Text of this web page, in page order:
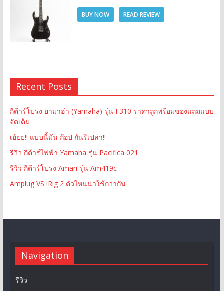
BUY NOW READ REVIEW
Recent Posts
กีต้าร์โปร่ง ยามาฮ่า (Yamaha) รุ่น F310 ราคาถูกพร้อมของแถมแบบ
จัดเต็ม
เฮ้ยย!! แบบนี้มัน ก๊อป กันรึเปล่า!!
รีวิว กีต้าร์ไฟฟ้า Yamaha รุ่น Pacifica 021
รีวิว กีต้าร์โปร่ง Amari รุ่น Am419c
Amplug VS iRig 2 ตัวไหนน่าใช้กว่ากัน
Navigation
รีวิว